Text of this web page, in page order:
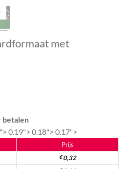
met
betalen
0.19"> 0.18"> 0.17">
Prijs
€0,32